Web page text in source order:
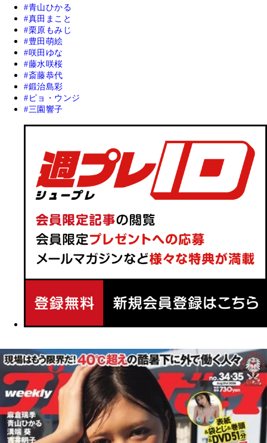
青山ひかる
真田まこと
栗原もみじ
豊田萌絵
咲田ゆな
藤水咲桜
斎藤恭代
鍛治島彩
ピョ・ウンジ
三園響子